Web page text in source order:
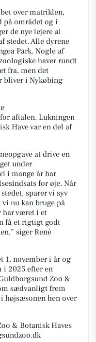
over matriklen,
på området og i
de nye lejere al
stedet. Alle dyrene
Park. Nogle af
haver rundt
fra, men det
bliver i Nykøbing
aftalen. Lukningen
Have var en del af
at drive en
under
i mange år har
for øje. Når
sparer vi syv
nu kan bruge på
har været i et
få et rigtigt godt
siger René
1. november i år og
i 2025 efter en
Zoo &
sædvanligt frem
højsæsonen hen over
& Botanisk Haves